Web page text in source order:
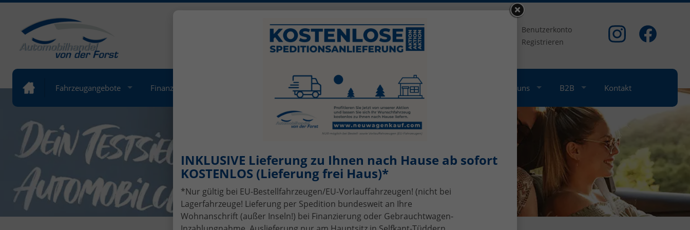
+49 (0)2456 506-1390
Öffnungszeiten: Mo - Fr 08.00 - 17.00
info@neuwagenkauf.com
Benutzerkonto
Registrieren
Fahrzeugangebote Finanzierung Top-Angebote Service Gebrauchtwagen-Ankauf Über uns B2B Kontakt
INKLUSIVE Lieferung zu Ihnen nach Hause ab sofort
KOSTENLOS (Lieferung frei Haus)*
*Nur gültig bei EU-Bestellfahrzeugen/EU-Vorlauffahrzeugen! (nicht bei
Lagerfahrzeuge! Lieferung per Spedition bundesweit an Ihre
Wohnanschrift (außer Inseln!) bei Finanzierung oder Gebrauchtwagen-